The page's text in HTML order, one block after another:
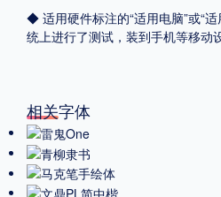
◆ 适用硬件标注的“适用电脑”或“
统上进行了测试，装到手机等移动
相关字体